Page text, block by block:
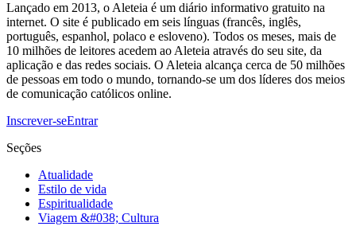
Lançado em 2013, o Aleteia é um diário informativo gratuito na
internet. O site é publicado em seis línguas (francês, inglês,
português, espanhol, polaco e esloveno). Todos os meses, mais de
10 milhões de leitores acedem ao Aleteia através do seu site, da
aplicação e das redes sociais. O Aleteia alcança cerca de 50 milhões
de pessoas em todo o mundo, tornando-se um dos líderes dos meios
de comunicação católicos online.
Inscrever-seEntrar
Seções
Atualidade
Estilo de vida
Espiritualidade
Viagem &#038; Cultura